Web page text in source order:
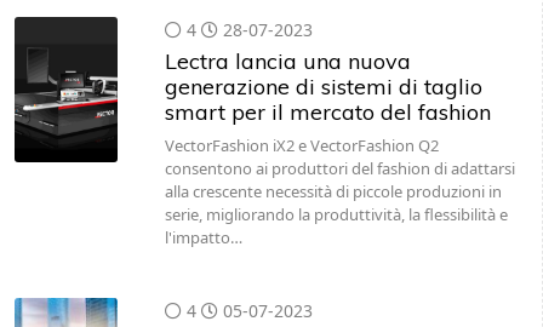
4 28-07-2023
Lectra lancia una nuova
generazione di sistemi di taglio
smart per il mercato del fashion
VectorFashion iX2 e VectorFashion Q2
consentono ai produttori del fashion di adattarsi
alla crescente necessità di piccole produzioni in
serie, migliorando la produttività, la flessibilità e
l'impatto…
4 05-07-2023